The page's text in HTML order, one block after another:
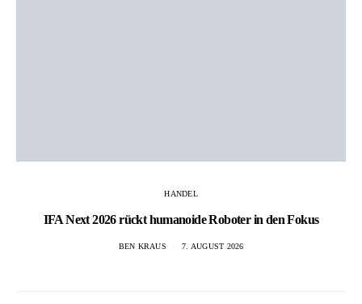
HANDEL
IFA Next 2026 rückt humanoide Roboter in den Fokus
BEN KRAUS 7. AUGUST 2026